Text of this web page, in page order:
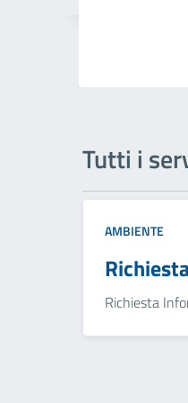
Tutti i
AMBIENTE
Richiesta